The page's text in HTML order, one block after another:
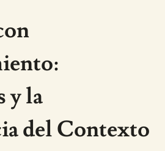
y la
del Contexto